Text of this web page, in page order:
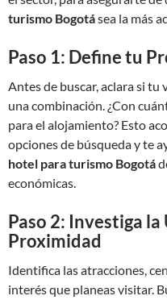
turismo Bogotásea la más
Paso 1: Define tu
Antes de buscar, aclara si tu
una combinación. ¿Con
para el alojamiento? Esto
opciones de búsqueda y te
hotel para turismo Bogotá
económicas.
Paso 2: Investiga
Proximidad
Identifica las atracciones,
interés que planeas visitar.